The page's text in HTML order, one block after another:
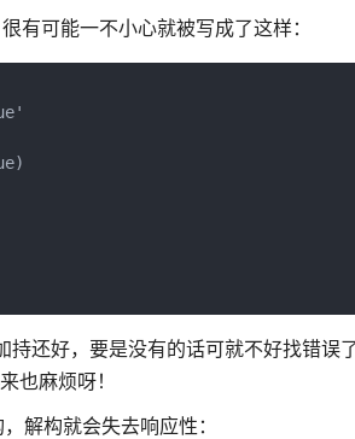
有可能一不小心就被写成了这样：
持还好，要是没有的话可就不好找错
也麻烦呀！
解构就会失去响应性：